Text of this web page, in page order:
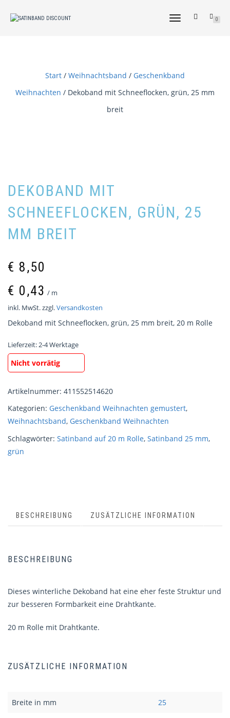
NAVIGATION
0
Start / Weihnachtsband / Geschenkband
Weihnachten / Dekoband mit Schneeflocken, grün, 25 mm
breit
DEKOBAND MIT
SCHNEEFLOCKEN, GRÜN, 25
MM BREIT
€ 8,50
€ 0,43 / m
inkl. MwSt.zzgl.Versandkosten
Dekoband mit Schneeflocken, grün, 25 mm breit, 20 m Rolle
Lieferzeit:2-4 Werktage
Nicht vorrätig
Artikelnummer: 411552514620
Kategorien: Geschenkband Weihnachten gemustert,
Weihnachtsband, Geschenkband Weihnachten
Schlagwörter: Satinband auf 20 m Rolle, Satinband 25 mm,
grün
BESCHREIBUNG ZUSÄTZLICHE INFORMATION
BESCHREIBUNG
Dieses winterliche Dekoband hat eine eher feste Struktur und
zur besseren Formbarkeit eine Drahtkante.
20 m Rolle mit Drahtkante.
ZUSÄTZLICHE INFORMATION
Breite in mm 25